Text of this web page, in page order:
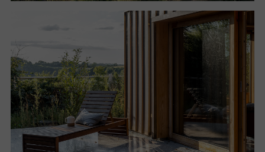
jejich odřezků jsou zpracovány v nábytku a dalších
prvcích v interiéru. Tmavá hnědočervená měděná
fasáda se dokonale mísí s narezlými buky a v
průběhu času postupně patinuje a oxiduje do odstínů
zelené.
Využití lokálních a přírodních materiálů v kombinaci s
technologiemi, jako je například geotermální vytápění,
činí dům ekologicky udržitelným a šetrným.